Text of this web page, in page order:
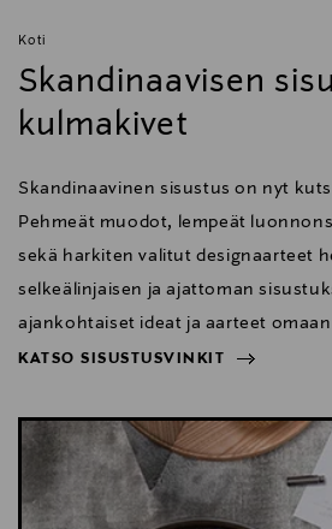
Koti
Skandinaavisen
kulmakivet
Skandinaavinen sisustus on nyt
Pehmeät muodot, lempeät
sekä harkiten valitut designaarteet
selkeälinjaisen ja ajattoman
ajankohtaiset ideat ja aarteet
KATSO SISUSTUSVINKIT
KATSO SISUSTUSVINKIT